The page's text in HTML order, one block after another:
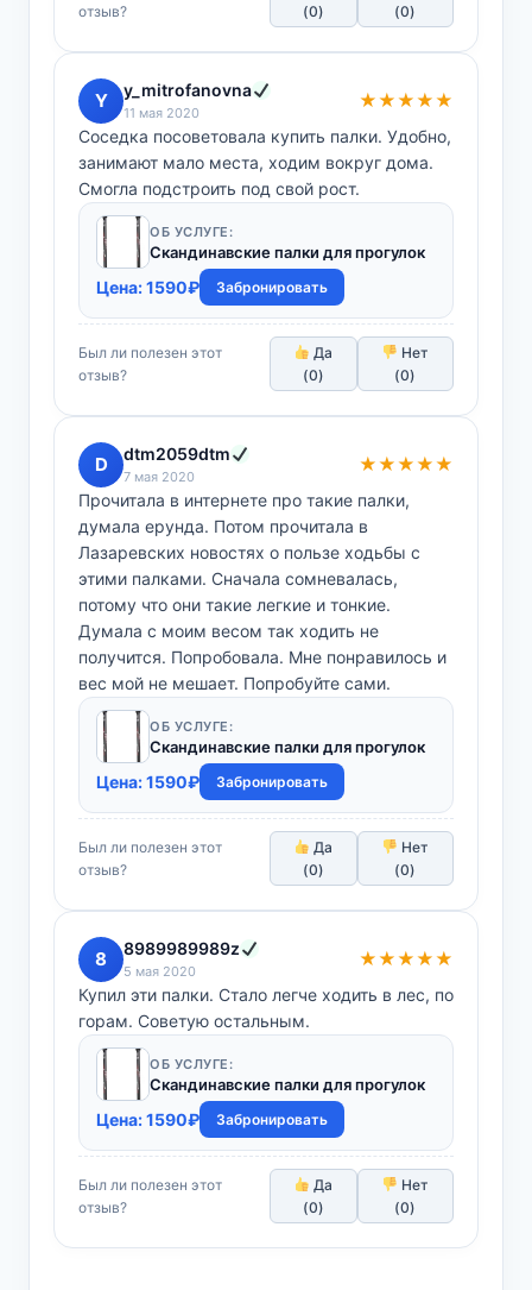
отзыв?
(0)
(0)
Y y_mitrofanovna
11 мая 2020
★★★★★
Соседка посоветовала купить палки. Удобно,
занимают мало места, ходим вокруг дома.
Смогла подстроить под свой рост.
ОБ УСЛУГЕ:
Скандинавские палки для прогулок
Цена:1590₽ Забронировать
Был ли полезен этот
отзыв?
Да
(0)
Нет
(0)
D dtm2059dtm
7 мая 2020
★★★★★
Прочитала в интернете про такие палки,
думала ерунда. Потом прочитала в
Лазаревских новостях о пользе ходьбы с
этими палками. Сначала сомневалась,
потому что они такие легкие и тонкие.
Думала с моим весом так ходить не
получится. Попробовала. Мне понравилось и
вес мой не мешает. Попробуйте сами.
ОБ УСЛУГЕ:
Скандинавские палки для прогулок
Цена:1590₽ Забронировать
Был ли полезен этот
отзыв?
Да
(0)
Нет
(0)
8 8989989989z
5 мая 2020
★★★★★
Купил эти палки. Стало легче ходить в лес, по
горам. Советую остальным.
ОБ УСЛУГЕ:
Скандинавские палки для прогулок
Цена:1590₽ Забронировать
Был ли полезен этот
отзыв?
Да
(0)
Нет
(0)